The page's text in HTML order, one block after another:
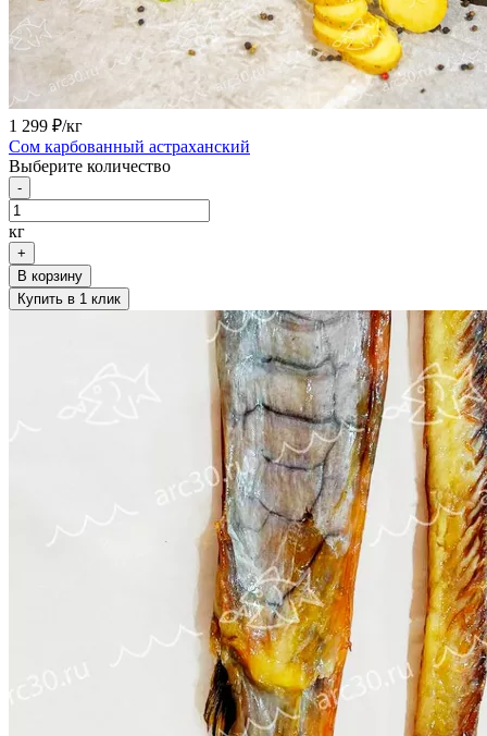
1 299 ₽/кг
Сом карбованный астраханский
Выберите количество
-
кг
+
В корзину
Купить в 1 клик